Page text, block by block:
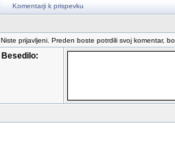
Komentarji k prispevku
Niste prijavljeni. Preden boste potrdili svoj komentar,
Besedilo: